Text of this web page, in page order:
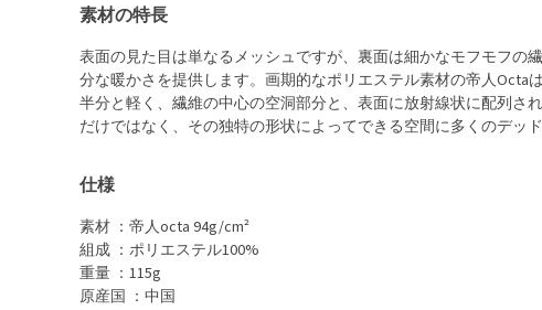
素材の特長
表面の見た目は単なるメッシュですが、裏面は細かなモフモフの
分な暖かさを提供します。画期的なポリエステル素材の帝人Octa
半分と軽く、繊維の中心の空洞部分と、表面に放射線状に配列さ
だけではなく、その独特の形状によってできる空間に多くのデッ
仕様
素材 ：帝人octa 94g/cm²
組成 ：ポリエステル100%
重量 ：115g
原産国 ：中国